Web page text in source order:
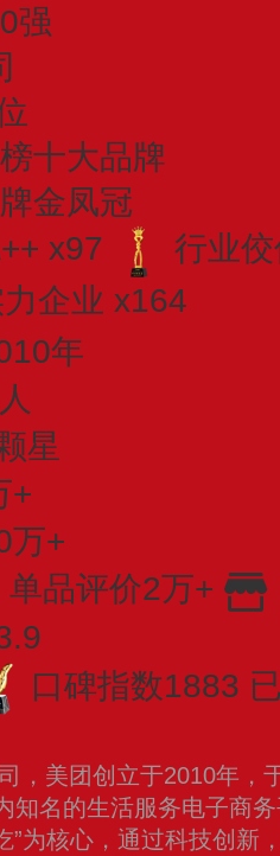
强
十大品牌
金凤冠
x97
行业
企业 x164
年
星
+
万+
单品评价2万+
口碑指数1883
，美团创立于2010年，
知名的生活服务电子商
”为核心，通过科技创新